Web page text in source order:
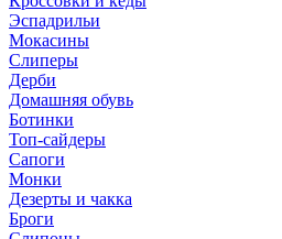
Эспадрильи
Мокасины
Слиперы
Дерби
Домашняя обувь
Ботинки
Топ-сайдеры
Сапоги
Монки
Дезерты и чакка
Броги